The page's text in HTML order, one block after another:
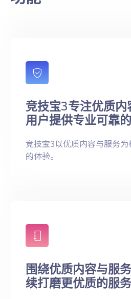
竞技宝3专注优质内
用户提供专业可靠的
竞技宝3以优质内容与服务
的体验。
围绕优质内容与服
续打磨更优质的服务